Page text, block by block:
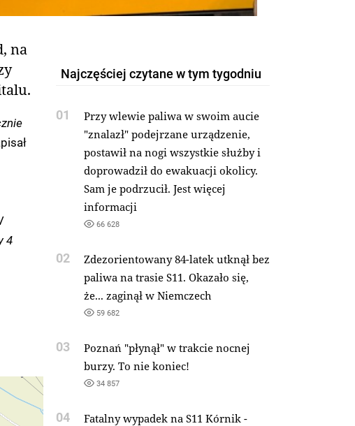
na
4
Najczęściej czytane w tym tygodniu
01
Przy wlewie paliwa w swoim aucie
"znalazł" podejrzane urządzenie,
postawił na nogi wszystkie służby i
doprowadził do ewakuacji okolicy.
Sam je podrzucił. Jest więcej
informacji
66 628
02
Zdezorientowany 84-latek utknął bez
paliwa na trasie S11. Okazało się,
że... zaginął w Niemczech
59 682
03
Poznań "płynął" w trakcie nocnej
burzy. To nie koniec!
34 857
04
Fatalny wypadek na S11 Kórnik -